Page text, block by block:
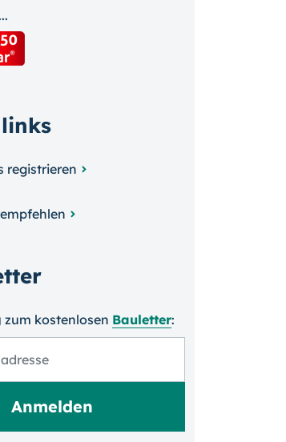
registrieren
zum kosten­losen Bauletter: